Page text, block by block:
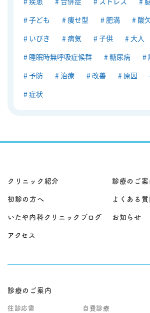
子ども 痩せ型 肥満 酸
いびき 病気 子供 大人
睡眠時無呼吸症候群 糖尿病
予防 治療 改善 原因
症状
クリニック紹介 診療のご案
初診の方へ よくある質
いたや内科クリニックブログ お知らせ
アクセス
診療のご案内
往診応需 自費診療